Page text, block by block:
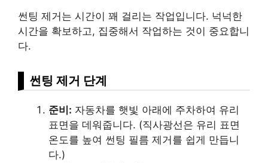
썬팅 제거는 시간이 꽤 걸리는 작업입니다. 넉넉한
시간을 확보하고, 집중해서 작업하는 것이 중요합니
다.
썬팅 제거 단계
준비: 자동차를 햇빛 아래에 주차하여 유리
표면을 데워줍니다. (직사광선은 유리 표면
온도를 높여 썬팅 필름 제거를 쉽게 만듭니
다.)